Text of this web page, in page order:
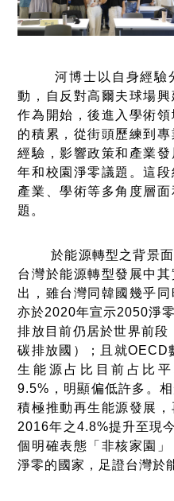
河博士以自身經驗分
動，自反對高爾夫球場
作為開始，後進入學術
的積累，從街頭歷練到
經驗，影響政策和產業
年和校園淨零議題。這段
產業、學術等多角度層
題。
於能源轉型之背景面
台灣於能源轉型發展中
出，雖台灣同韓國幾乎
亦於2020年宣示2050淨
排放目前仍居於世界前
碳排放國）；且就
生能源占比目前占比
9.5%，明顯偏低許多。
積極推動再生能源發展
2016年之4.8%提升至現
個明確表態「非核家園
淨零的國家，足證台灣於